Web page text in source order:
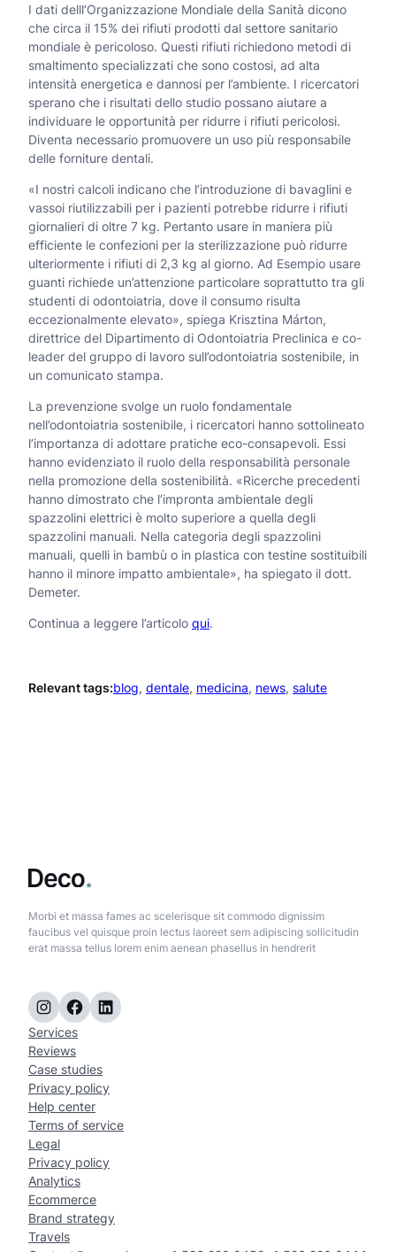
I dati delll’Organizzazione Mondiale della Sanità dicono
che circa il 15% dei rifiuti prodotti dal settore sanitario
mondiale è pericoloso. Questi rifiuti richiedono metodi di
smaltimento specializzati che sono costosi, ad alta
intensità energetica e dannosi per l’ambiente. I ricercatori
sperano che i risultati dello studio possano aiutare a
individuare le opportunità per ridurre i rifiuti pericolosi.
Diventa necessario promuovere un uso più responsabile
delle forniture dentali.
«I nostri calcoli indicano che l’introduzione di bavaglini e
vassoi riutilizzabili per i pazienti potrebbe ridurre i rifiuti
giornalieri di oltre 7 kg. Pertanto usare in maniera più
efficiente le confezioni per la sterilizzazione può ridurre
ulteriormente i rifiuti di 2,3 kg al giorno. Ad Esempio usare
guanti richiede un’attenzione particolare soprattutto tra gli
studenti di odontoiatria, dove il consumo risulta
eccezionalmente elevato», spiega Krisztina Márton,
direttrice del Dipartimento di Odontoiatria Preclinica e co-
leader del gruppo di lavoro sull’odontoiatria sostenibile, in
un comunicato stampa.
La prevenzione svolge un ruolo fondamentale
nell’odontoiatria sostenibile, i ricercatori hanno sottolineato
l’importanza di adottare pratiche eco-consapevoli. Essi
hanno evidenziato il ruolo della responsabilità personale
nella promozione della sostenibilità. «Ricerche precedenti
hanno dimostrato che l’impronta ambientale degli
spazzolini elettrici è molto superiore a quella degli
spazzolini manuali. Nella categoria degli spazzolini
manuali, quelli in bambù o in plastica con testine sostituibili
hanno il minore impatto ambientale», ha spiegato il dott.
Demeter.
Continua a leggere l’articolo qui.
Relevant tags:blog, dentale, medicina, news, salute
Morbi et massa fames ac scelerisque sit commodo dignissim
faucibus vel quisque proin lectus laoreet sem adipiscing sollicitudin
erat massa tellus lorem enim aenean phasellus in hendrerit
Instagram Facebook LinkedIn
Services
Reviews
Case studies
Privacy policy
Help center
Terms of service
Legal
Privacy policy
Analytics
Ecommerce
Brand strategy
Travels